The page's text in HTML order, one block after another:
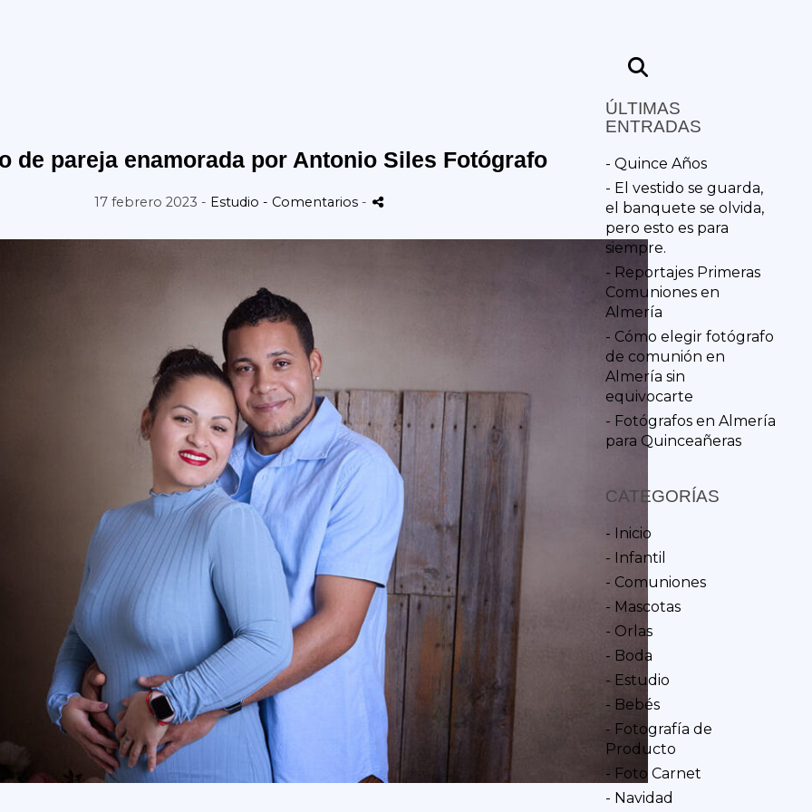
de pareja enamorada por Antonio Siles Fotógrafo
17 febrero 2023 - Estudio - Comentarios-
ÚLTIMAS
ENTRADAS
- Quince Años
- El vestido se guarda,
el banquete se olvida,
pero esto es para
siempre.
- Reportajes Primeras
Comuniones en
Almería
- Cómo elegir fotógrafo
de comunión en
Almería sin
equivocarte
- Fotógrafos en Almería
para Quinceañeras
CATEGORÍAS
- Inicio
- Infantil
- Comuniones
- Mascotas
- Orlas
- Boda
- Estudio
- Bebés
- Fotografía de
Producto
- Foto Carnet
- Navidad